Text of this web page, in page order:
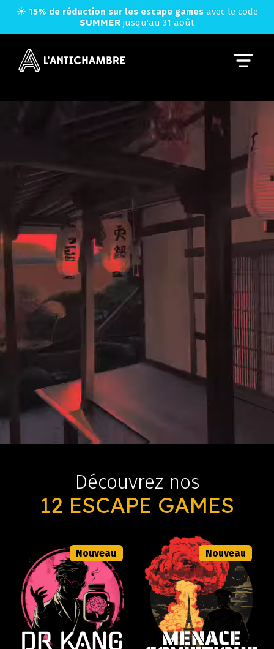
☀️ 15% de réduction sur les escape gamesavec le code
SUMMER jusqu'au 31 août
Découvrez nos
12 ESCAPE GAMES
Nouveau Nouveau